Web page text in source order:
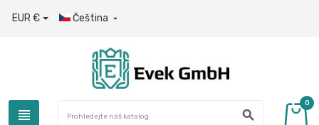
EUR € Čeština 
view_headline search
0